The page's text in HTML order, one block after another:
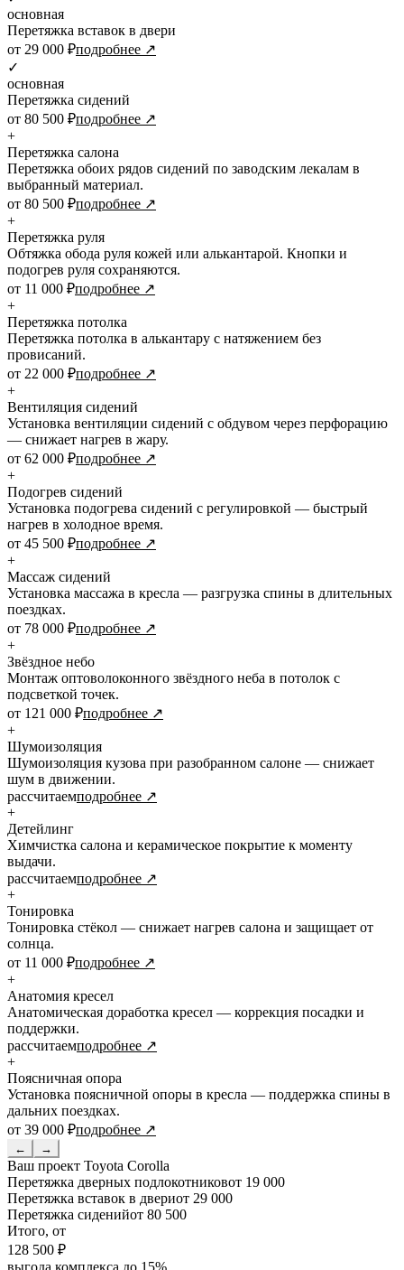
основная
Перетяжка вставок в двери
от 29 000 ₽подробнее ↗
✓
основная
Перетяжка сидений
от 80 500 ₽подробнее ↗
+
Перетяжка салона
Перетяжка обоих рядов сидений по заводским лекалам в
выбранный материал.
от 80 500 ₽подробнее ↗
+
Перетяжка руля
Обтяжка обода руля кожей или алькантарой. Кнопки и
подогрев руля сохраняются.
от 11 000 ₽подробнее ↗
+
Перетяжка потолка
Перетяжка потолка в алькантару с натяжением без
провисаний.
от 22 000 ₽подробнее ↗
+
Вентиляция сидений
Установка вентиляции сидений с обдувом через перфорацию
— снижает нагрев в жару.
от 62 000 ₽подробнее ↗
+
Подогрев сидений
Установка подогрева сидений с регулировкой — быстрый
нагрев в холодное время.
от 45 500 ₽подробнее ↗
+
Массаж сидений
Установка массажа в кресла — разгрузка спины в длительных
поездках.
от 78 000 ₽подробнее ↗
+
Звёздное небо
Монтаж оптоволоконного звёздного неба в потолок с
подсветкой точек.
от 121 000 ₽подробнее ↗
+
Шумоизоляция
Шумоизоляция кузова при разобранном салоне — снижает
шум в движении.
рассчитаемподробнее ↗
+
Детейлинг
Химчистка салона и керамическое покрытие к моменту
выдачи.
рассчитаемподробнее ↗
+
Тонировка
Тонировка стёкол — снижает нагрев салона и защищает от
солнца.
от 11 000 ₽подробнее ↗
+
Анатомия кресел
Анатомическая доработка кресел — коррекция посадки и
поддержки.
рассчитаемподробнее ↗
+
Поясничная опора
Установка поясничной опоры в кресла — поддержка спины в
дальних поездках.
от 39 000 ₽подробнее ↗
← →
Ваш проект Toyota Corolla
Перетяжка дверных подлокотниковот 19 000
Перетяжка вставок в двериот 29 000
Перетяжка сиденийот 80 500
Итого, от
128 500 ₽
выгода комплекса до 15%